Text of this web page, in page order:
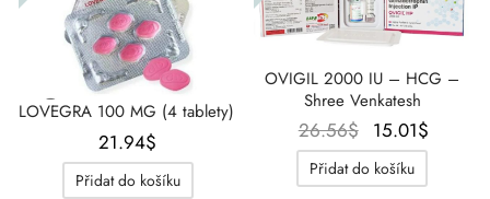
LOVEGRA 100 MG (4 tablety)
21.94$
Přidat do košíku
OVIGIL 2000 IU – HCG –
Shree Venkatesh
26.56$ Původní
cena
byla:
15.01$
Přidat do košíku